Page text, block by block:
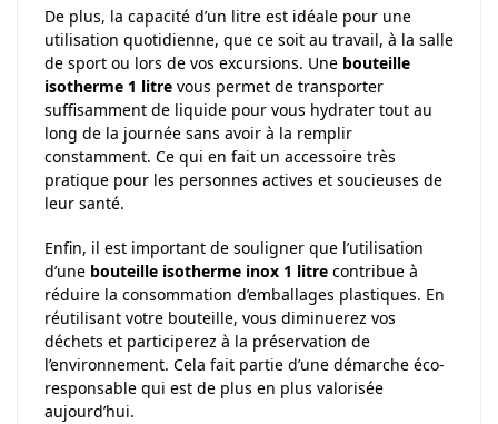
De plus, la capacité d’un litre est idéale pour une
utilisation quotidienne, que ce soit au travail, à la salle
de sport ou lors de vos excursions. Une bouteille
isotherme 1 litre vous permet de transporter
suffisamment de liquide pour vous hydrater tout au
long de la journée sans avoir à la remplir
constamment. Ce qui en fait un accessoire très
pratique pour les personnes actives et soucieuses de
leur santé.
Enfin, il est important de souligner que l’utilisation
d’une bouteille isotherme inox 1 litre contribue à
réduire la consommation d’emballages plastiques. En
réutilisant votre bouteille, vous diminuerez vos
déchets et participerez à la préservation de
l’environnement. Cela fait partie d’une démarche éco-
responsable qui est de plus en plus valorisée
aujourd’hui.